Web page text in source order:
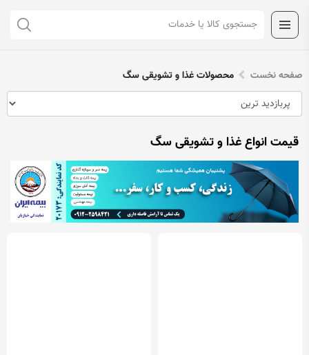
صفحه نخست محصولات غذا و تشویقی سگ
قیمت انواع غذا و تشویقی سگ